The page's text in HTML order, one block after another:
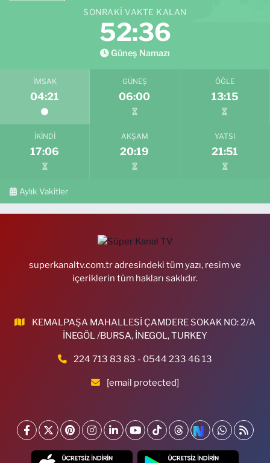
SONRAKI VAKTE KALAN
52:35
Güneş Namazı
İMSAK
04:21
GÜNEŞ
06:00
ÖĞLE
13:15
İKINDI
17:06
AKŞAM
20:19
YATSI
21:51
Aylık Vakitler
superkanaltv.com.tr adresindeki tüm yazı, resim ve
içeriklerin tüm hakları saklıdır.
KEMALPAŞA MAHALLESİ ÇAMDERE SOKAK NO: 2/A
İNEGÖL /BURSA, İNEGOL, TURKEY
224 713 83 83 - 0544 233 46 13
[email protected]